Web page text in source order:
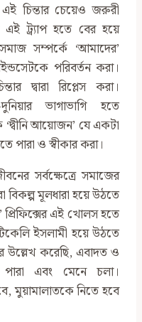
চিন্তার চেয়েও জরুরী
এই ট্র্যাপ হতে বের হয়ে
সম্পর্কে ‘আমাদের’
পরিবর্তন করা।
দ্বারা রিপ্লেস করা।
ভাগাভাগি হতে
আয়োজন’ যে একটা
ও স্বীকার করা।
সর্বক্ষেত্রে সমাজের
বিকল্প মূলধারা হয়ে উঠতে
প্রিফিক্সের এই খোলস হতে
ইসলামী হয়ে উঠতে
উল্লেখ করেছি, এবাদত ও
এবং মেনে চলা।
মুয়ামালাতকে নিতে হবে